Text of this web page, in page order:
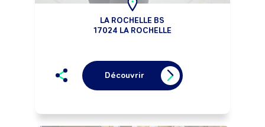
LA ROCHELLE BS
17024 LA ROCHELLE
Découvrir